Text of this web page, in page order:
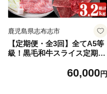
鹿児島県志布志市
【定期便・全3回】全てA5等
級！黒毛和牛スライス定期便
g・特選1,200g 合計3.2kg) 鹿
60,000円